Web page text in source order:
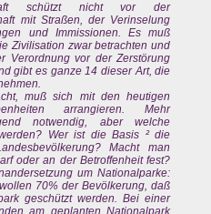
schützt nicht vor der
mit Straßen, der Verinselung
und Immissionen. Es muß
Zivilisation zwar betrachten und
Verordnung vor der Zerstörung
gibt es ganze 14 dieser Art, die
muß sich mit den heutigen
arrangieren. Mehr
notwendig, aber welche
Wer ist die Basis ² die
Macht man
oder an der Betroffenheit fest?
um Nationalparke:
70% der Bevölkerung, daß
geschützt werden. Bei einer